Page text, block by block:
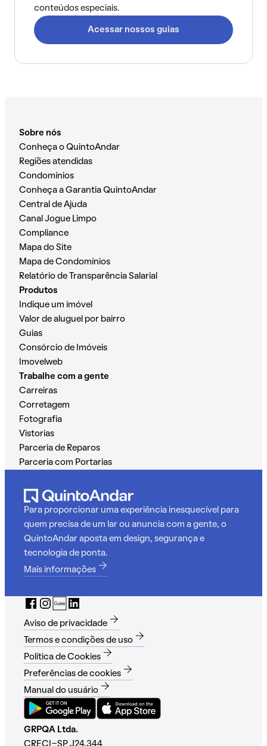
conteúdos especiais.
Acessar nossos guias
Sobre nós
Conheça o QuintoAndar
Regiões atendidas
Condomínios
Conheça a Garantia QuintoAndar
Central de Ajuda
Canal Jogue Limpo
Compliance
Mapa do Site
Mapa de Condomínios
Relatório de Transparência Salarial
Produtos
Indique um imóvel
Valor de aluguel por bairro
Guias
Consórcio de Imóveis
Imovelweb
Trabalhe com a gente
Carreiras
Corretagem
Fotografia
Vistorias
Parceria de Reparos
Parceria com Portarias
Para proporcionar uma experiência inesquecível para
quem precisa de um lar ou anuncia com a gente, o
QuintoAndar aposta em design, segurança e
tecnologia de ponta.
Mais informações
Aviso de privacidade
Termos e condições de uso
Política de Cookies
Preferências de cookies
Manual do usuário
GRPQA Ltda.